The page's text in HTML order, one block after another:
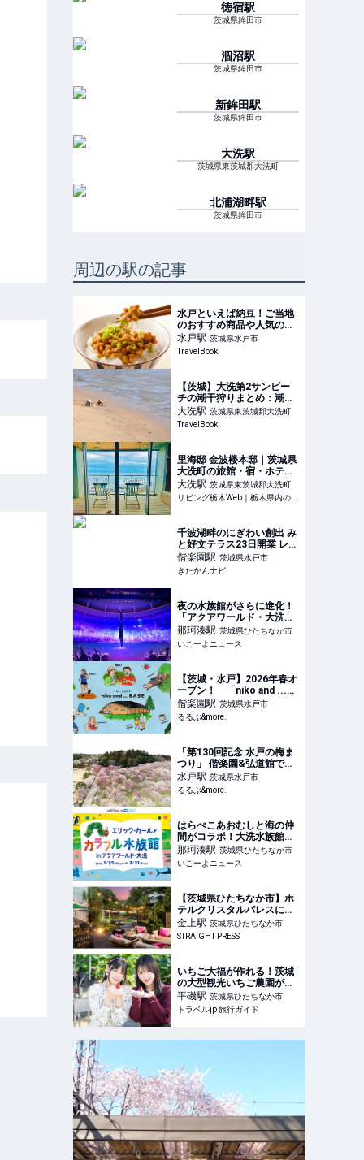
徳宿駅
茨城県鉾田市
涸沼駅
茨城県鉾田市
新鉾田駅
茨城県鉾田市
大洗駅
茨城県東茨城郡大洗町
北浦湖畔駅
茨城県鉾田市
周辺の駅の記事
水戸といえば納豆！ご当地
のおすすめ商品や人気の見
学スポットを紹介！ - おす
すめ旅行を探すならトラベ
水戸駅 茨城県水戸市
TravelBook
【茨城】大洗第2サンビー
チの潮干狩りまとめ：潮干
狩りの時期や場所を解説 -
子育て情報を探すならトラ
大洗駅 茨城県東茨城郡大洗町
TravelBook
里海邸 金波楼本邸｜茨城県
大洗町の旅館・宿・ホテル
｜リビング栃木WEB
大洗駅 茨城県東茨城郡大洗町
リビング栃木Web｜栃木県内の最新グルメ・おでかけ情報を毎日配信！
千波湖畔のにぎわい創出 み
と好文テラス23日開業 レス
トランや直売所 「水戸黒」
屋根の平屋6棟 茨城 | きた
かんナビ
偕楽園駅 茨城県水戸市
きたかんナビ
夜の水族館がさらに進化！
「アクアワールド・大洗」
のナイトプログラムがリニ
ューアル
那珂湊駅 茨城県ひたちなか市
いこーよニュース
【茨城・水戸】2026年春オ
ープン！ 「niko and ...
BASE」でサウナ・カフ
ェ・BBQ・ピックルボール
を楽しもう｜るるぶ
偕楽園駅 茨城県水戸市
るるぶ&more.
「第130回記念 水戸の梅ま
つり」 偕楽園&弘道館で早
春を満喫！ みどころ完全
ガイド｜るるぶ&more.
水戸駅 茨城県水戸市
るるぶ&more.
はらぺこあおむしと海の仲
間がコラボ！大洗水族館で
色彩豊かな絵本の世界を親
子で体験
那珂湊駅 茨城県ひたちなか市
いこーよニュース
【茨城県ひたちなか市】ホ
テルクリスタルパレスに夏
秋限定ガーデンレストラン
「AQCUA GRILL
金上駅 茨城県ひたちなか市
STRAIGHT PRESS
いちご大福が作れる！茨城
の大型観光いちご農園がパ
ワーアップ | 茨城県 | トラベ
ルjp 旅行ガイド
平磯駅 茨城県ひたちなか市
トラベルjp 旅行ガイド